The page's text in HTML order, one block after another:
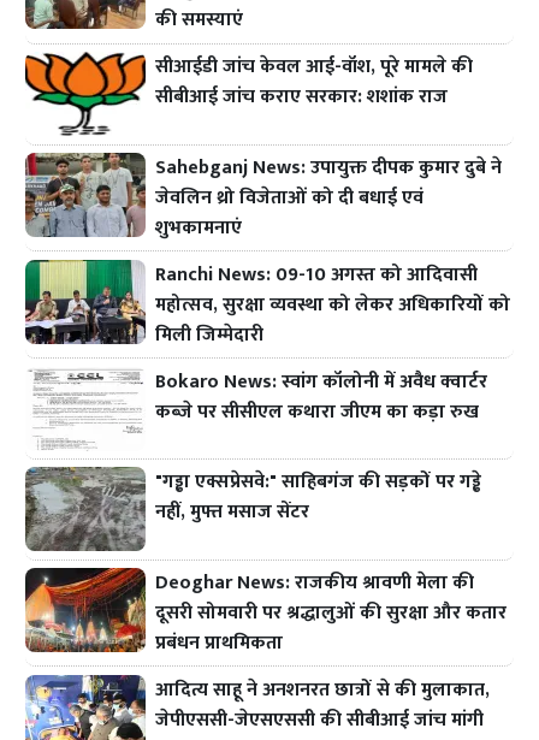
की समस्याएं
सीआईडी जांच केवल आई-वॉश, पूरे मामले की
सीबीआई जांच कराए सरकार: शशांक राज
Sahebganj News: उपायुक्त दीपक कुमार दुबे ने
जेवलिन थ्रो विजेताओं को दी बधाई एवं
शुभकामनाएं
Ranchi News: 09-10 अगस्त को आदिवासी
महोत्सव, सुरक्षा व्यवस्था को लेकर अधिकारियों को
मिली जिम्मेदारी
Bokaro News: स्वांग कॉलोनी में अवैध क्वार्टर
कब्जे पर सीसीएल कथारा जीएम का कड़ा रुख
"गड्ढा एक्सप्रेसवे:" साहिबगंज की सड़कों पर गड्ढे
नहीं, मुफ्त मसाज सेंटर
Deoghar News: राजकीय श्रावणी मेला की
दूसरी सोमवारी पर श्रद्धालुओं की सुरक्षा और कतार
प्रबंधन प्राथमिकता
आदित्य साहू ने अनशनरत छात्रों से की मुलाकात,
जेपीएससी-जेएसएससी की सीबीआई जांच मांगी